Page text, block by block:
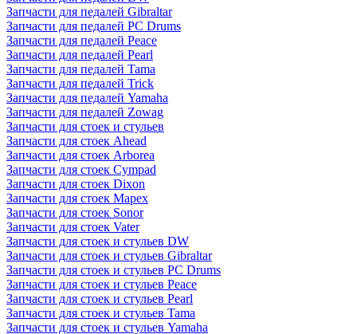
Запчасти для педалей Gibraltar
Запчасти для педалей PC Drums
Запчасти для педалей Peace
Запчасти для педалей Pearl
Запчасти для педалей Tama
Запчасти для педалей Trick
Запчасти для педалей Yamaha
Запчасти для педалей Zowag
Запчасти для стоек и стульев
Запчасти для стоек Ahead
Запчасти для стоек Arborea
Запчасти для стоек Cympad
Запчасти для стоек Dixon
Запчасти для стоек Mapex
Запчасти для стоек Sonor
Запчасти для стоек Vater
Запчасти для стоек и стульев DW
Запчасти для стоек и стульев Gibraltar
Запчасти для стоек и стульев PC Drums
Запчасти для стоек и стульев Peace
Запчасти для стоек и стульев Pearl
Запчасти для стоек и стульев Tama
Запчасти для стоек и стульев Yamaha